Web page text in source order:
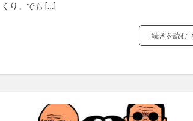
くり。でも […]
続きを読む